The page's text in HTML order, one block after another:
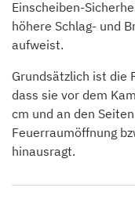
Einscheiben-
höhere Schlag- und
aufweist.
Grundsätzlich ist die
dass sie vor dem
cm und an den
Feuerraumöffnung
hinausragt.